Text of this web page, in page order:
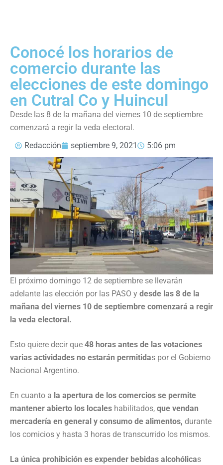
Conocé los horarios de
comercio durante las
elecciones de este domingo
en Cutral Co y Huincul
Desde las 8 de la mañana del viernes 10 de septiembre
comenzará a regir la veda electoral.
Redacción
septiembre 9, 2021 5:06 pm
El próximo domingo 12 de septiembre se llevarán
adelante las elección por las PASO y desde las 8 de la
mañana del viernes 10 de septiembre comenzará a regir
la veda electoral.
Esto quiere decir que 48 horas antes de las votaciones
varias actividades no estarán permitidas por el Gobierno
Nacional Argentino.
En cuanto a la apertura de los comercios se permite
mantener abierto los locales habilitados, que vendan
mercadería en general y consumo de alimentos, durante
los comicios y hasta 3 horas de transcurrido los mismos.
La única prohibición es expender bebidas alcohólicas